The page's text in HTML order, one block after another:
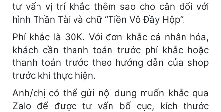
tư vấn vị trí khắc thêm sao cho cân đối với
hình Thần Tài và chữ “Tiền Vô Đầy Hộp”.
Phí khắc là 30K. Với đơn khắc cá nhân hóa,
khách cần thanh toán trước phí khắc hoặc
thanh toán trước theo hướng dẫn của shop
trước khi thực hiện.
Anh/chị có thể gửi nội dung muốn khắc qua
Zalo để được tư vấn bố cục, kích thước